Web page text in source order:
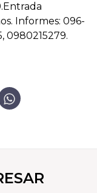
Informes: 096-
0980215279.